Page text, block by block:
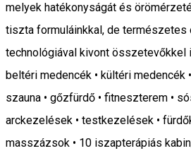
melyek hatékonyságát és
tiszta formuláinkkal, de természetes
technológiával kivont összetevőkkel
beltéri medencék • kültéri medencék
szauna • gőzfürdő • fitneszterem •
arckezelések • testkezelések •
masszázsok • 10 iszapterápiás